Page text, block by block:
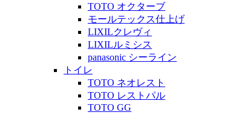
TOTO オクターブ
モールテックス仕上げ
LIXILクレヴィ
LIXILルミシス
panasonic シーライン
トイレ
TOTO ネオレスト
TOTO レストパル
TOTO GG